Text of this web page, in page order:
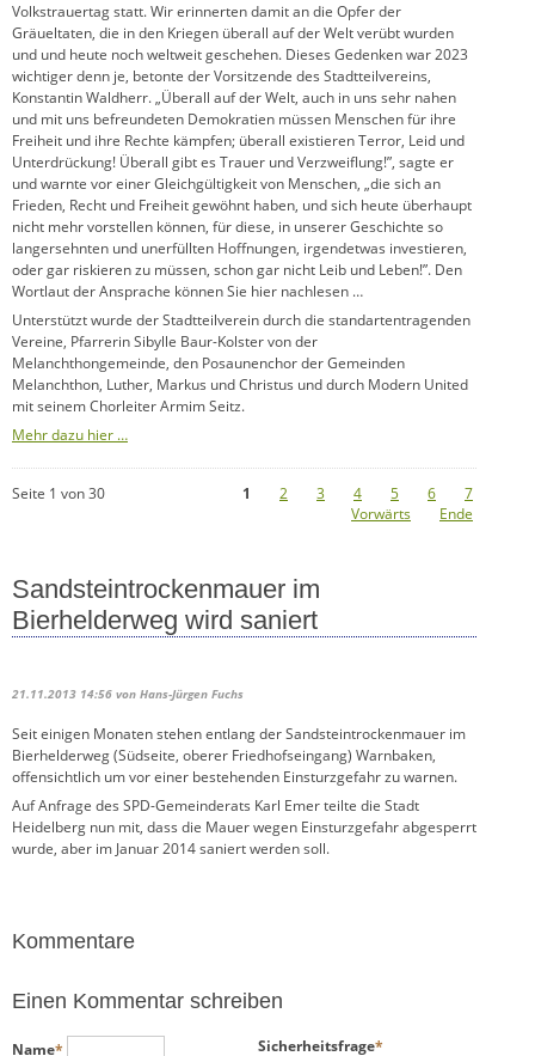
Volkstrauertag statt. Wir erinnerten damit an die Opfer der
Gräueltaten, die in den Kriegen überall auf der Welt verübt wurden
und und heute noch weltweit geschehen. Dieses Gedenken war 2023
wichtiger denn je, betonte der Vorsitzende des Stadtteilvereins,
Konstantin Waldherr. „Überall auf der Welt, auch in uns sehr nahen
und mit uns befreundeten Demokratien müssen Menschen für ihre
Freiheit und ihre Rechte kämpfen; überall existieren Terror, Leid und
Unterdrückung! Überall gibt es Trauer und Verzweiflung!”, sagte er
und warnte vor einer Gleichgültigkeit von Menschen, „die sich an
Frieden, Recht und Freiheit gewöhnt haben, und sich heute überhaupt
nicht mehr vorstellen können, für diese, in unserer Geschichte so
langersehnten und unerfüllten Hoffnungen, irgendetwas investieren,
oder gar riskieren zu müssen, schon gar nicht Leib und Leben!”. Den
Wortlaut der Ansprache können Sie hier nachlesen …
Unterstützt wurde der Stadtteilverein durch die standartentragenden
Vereine, Pfarrerin Sibylle Baur-Kolster von der
Melanchthongemeinde, den Posaunenchor der Gemeinden
Melanchthon, Luther, Markus und Christus und durch Modern United
mit seinem Chorleiter Armim Seitz.
Mehr dazu hier …
Seite 1 von 30 1 2 3 4 5 6
7
Vorwärts
Ende
Sandsteintrockenmauer im
Bierhelderweg wird saniert
21.11.2013 14:56 von Hans-Jürgen Fuchs
Seit einigen Monaten stehen entlang der Sandsteintrockenmauer im
Bierhelderweg (Südseite, oberer Friedhofseingang) Warnbaken,
offensichtlich um vor einer bestehenden Einsturzgefahr zu warnen.
Auf Anfrage des SPD-Gemeinderats Karl Emer teilte die Stadt
Heidelberg nun mit, dass die Mauer wegen Einsturzgefahr abgesperrt
wurde, aber im Januar 2014 saniert werden soll.
Kommentare
Einen Kommentar schreiben
Pflichtfeld
Name* Pflichtfeld
Sicherheitsfrage*